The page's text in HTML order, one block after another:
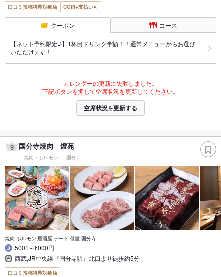
口コミ投稿特典対象店 COIN+支払い可
クーポン コース
【ネット予約限定♪】1杯目ドリンク半額！！通常メニューからお選び
いただけます！
カレンダーの更新に失敗しました。
下記ボタンを押して空席状況を更新してください。
空席状況を更新する
9 国分寺焼肉 燈苑
焼肉・ホルモン 国分寺
焼肉 ホルモン 居酒屋 デート 個室 国分寺
5001～6000円
西武,JR中央線『国分寺駅』北口より徒歩約5分
口コミ投稿特典対象店